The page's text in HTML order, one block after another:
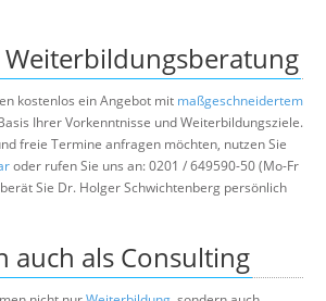
kostenlos ein Angebot mit maßgeschneidertem
Ihrer Vorkenntnisse und Weiterbildungsziele.
freie Termine anfragen möchten, nutzen Sie
oder rufen Sie uns an: 0201 / 649590-50 (Mo-Fr
Sie Dr. Holger Schwichtenberg persönlich
auch als Consulting